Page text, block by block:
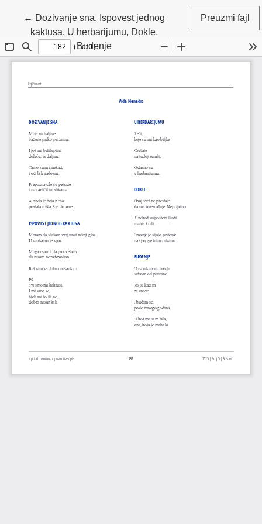
← Povratak na detalje članka
Dozivanje sna, Ispovest jednog
kaktusa, U herbarijumu, Dokle,
Buđenje
Preuzmi fajl